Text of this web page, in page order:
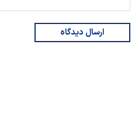
ارسال دیدگاه